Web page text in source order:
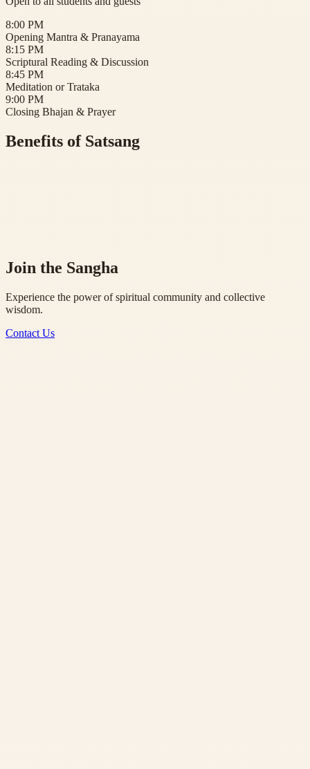
8:00 PM
Opening Mantra & Pranayama
8:15 PM
Scriptural Reading & Discussion
8:45 PM
Meditation or Trataka
9:00 PM
Closing Bhajan & Prayer
Benefits of Satsang
Join the Sangha
Experience the power of spiritual community and collective
wisdom.
Contact Us